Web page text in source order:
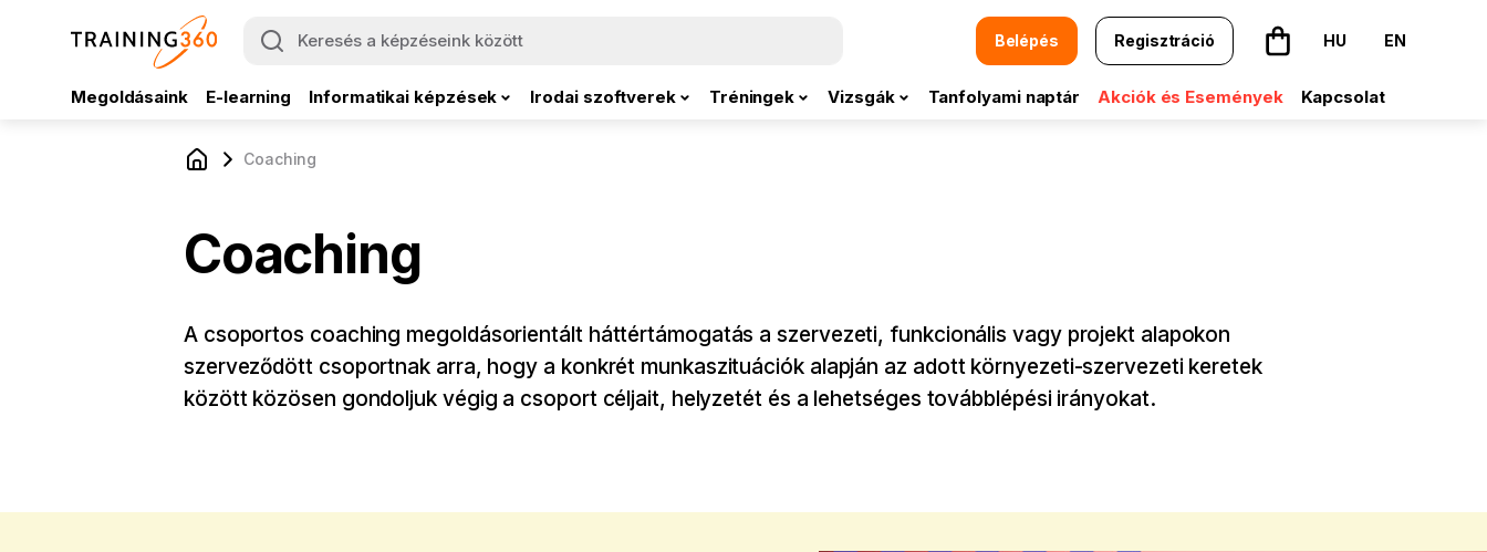
Belépés Regisztráció
A kosár üres
HU EN
Megoldásaink E-learning Informatikai képzések Irodai szoftverek Tréningek Vizsgák Tanfolyami naptár Akciók és Események Kapcsolat
Coaching
Coaching
A csoportos coaching megoldásorientált háttértámogatás a szervezeti, funkcionális vagy projekt alapokon
szerveződött csoportnak arra, hogy a konkrét munkaszituációk alapján az adott környezeti-szervezeti keretek
között közösen gondoljuk végig a csoport céljait, helyzetét és a lehetséges továbblépési irányokat.